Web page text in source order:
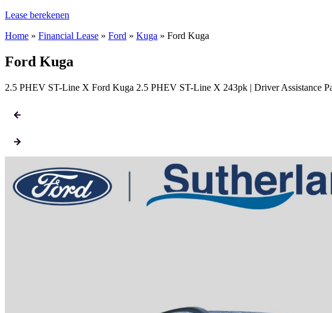
Lease berekenen
Home » Financial Lease » Ford » Kuga » Ford Kuga
Ford Kuga
2.5 PHEV ST-Line X Ford Kuga 2.5 PHEV ST-Line X 243pk | Driver Assistance